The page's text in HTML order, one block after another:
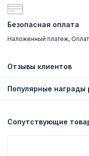
Безопасная оплата
Наложенный платеж,
Отзывы клиентов
Популярные награды
Сопутствующие